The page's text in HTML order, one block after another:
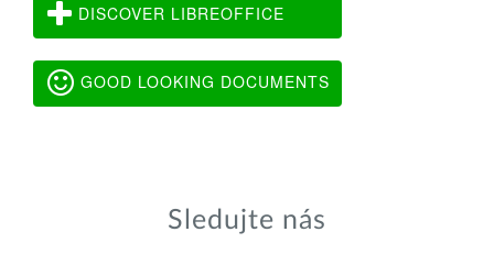
DISCOVER LIBREOFFICE
GOOD LOOKING DOCUMENTS
Sledujte nás